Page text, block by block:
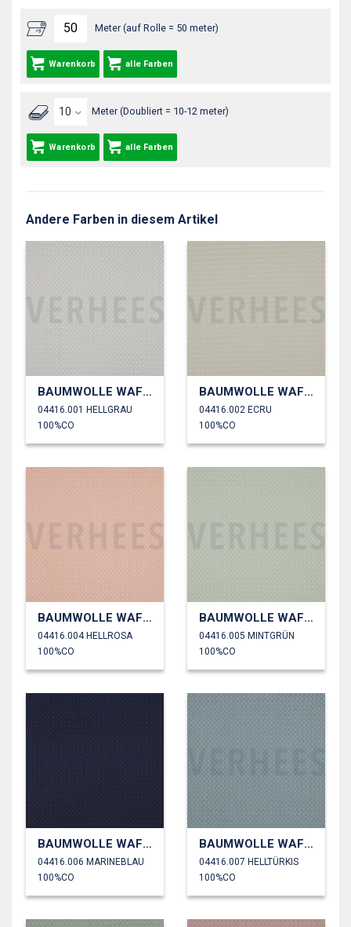
Meter (auf Rolle = 50 meter)
Warenkorb alle Farben
Meter (Doubliert = 10-12 meter)
Warenkorb alle Farben
Andere Farben in diesem Artikel
BAUMWOLLE WAFFEL GROß
04416.001 HELLGRAU
100%CO
BAUMWOLLE WAFFEL GROß
04416.002 ECRU
100%CO
BAUMWOLLE WAFFEL GROß
04416.004 HELLROSA
100%CO
BAUMWOLLE WAFFEL GROß
04416.005 MINTGRÜN
100%CO
BAUMWOLLE WAFFEL GROß
04416.006 MARINEBLAU
100%CO
BAUMWOLLE WAFFEL GROß
04416.007 HELLTÜRKIS
100%CO